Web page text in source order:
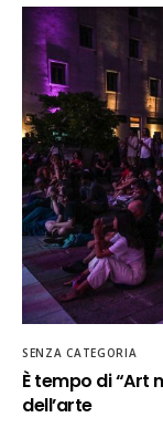
SENZA CATEGORIA
È tempo di “Art
dell’arte